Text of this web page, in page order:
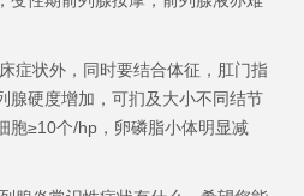
症状外，同时要结合体征，肛门指
腺硬度增加，可扪及大小不同结节
胞≥10个/hp，卵磷脂小体明显减